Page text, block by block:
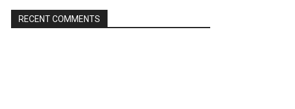
RECENT COMMENTS